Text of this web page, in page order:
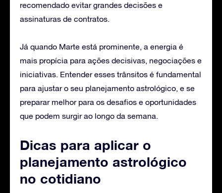
recomendado evitar grandes decisões e
assinaturas de contratos.
Já quando Marte está prominente, a energia é
mais propícia para ações decisivas, negociações e
iniciativas. Entender esses trânsitos é fundamental
para ajustar o seu planejamento astrológico, e se
preparar melhor para os desafios e oportunidades
que podem surgir ao longo da semana.
Dicas para aplicar o
planejamento astrológico
no cotidiano